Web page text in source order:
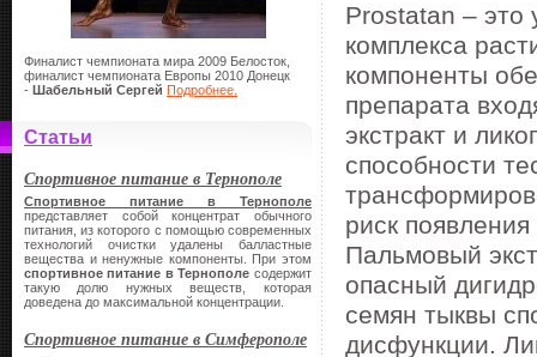
Финалист чемпионата мира 2009 Белосток,
финалист чемпионата Европы 2010 Донецк
- Шабельный Сергей Подробнее.
Статьи
Спортивное питание в Тернополе
Спортивное питание в Тернополе
представляет собой концентрат обычного
питания, из которого с помощью современных
технологий очистки удалены балластные
вещества и ненужные компоненты. При этом
спортивное питание в Тернополе содержит
такую долю нужных веществ, которая
доведена до максимальной концентрации.
Спортивное питание в Симферополе
Prostatan – это
комплекса
компоненты
препарата
экстракт и
способности
риск
Пальмовый
опасный
семян тыквы
дисфункции.